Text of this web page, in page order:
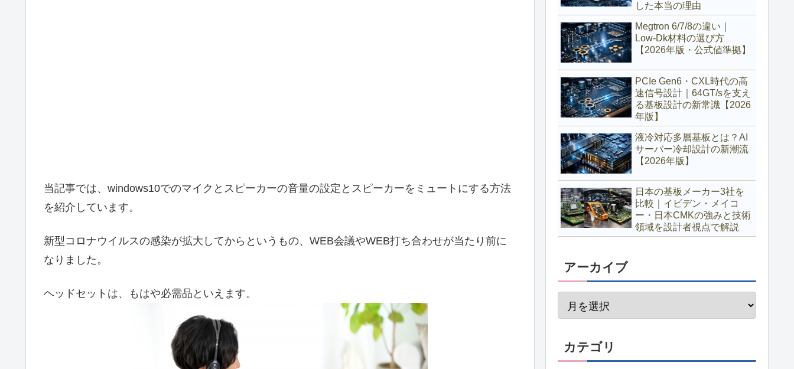
当記事では、windows10でのマイクとスピーカーの音量の設定とスピーカーをミュートにする方法
を紹介しています。
新型コロナウイルスの感染が拡大してからというもの、WEB会議やWEB打ち合わせが当たり前に
なりました。
ヘッドセットは、もはや必需品といえます。
した本当の理由
Megtron 6/7/8の違い｜
Low‑Dk材料の選び方
【2026年版・公式値準拠】
PCIe Gen6・CXL時代の高
速信号設計｜64GT/sを支え
る基板設計の新常識【2026
年版】
液冷対応多層基板とは？AI
サーバー冷却設計の新潮流
【2026年版】
日本の基板メーカー3社を
比較｜イビデン・メイコ
ー・日本CMKの強みと技術
領域を設計者視点で解説
アーカイブ
カテゴリ